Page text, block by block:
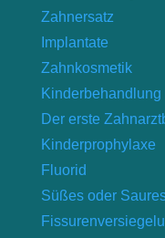
Zahnersatz
Implantate
Zahnkosmetik
Kinderbehandlung
Der erste
Kinderprophylaxe
Fluorid
Süßes oder